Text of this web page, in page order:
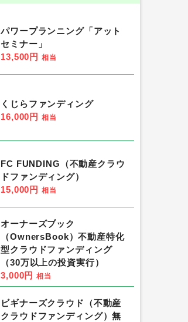
パワープランニング「アット
セミナー」
13,500円 相当
くじらファンディング
16,000円 相当
FC FUNDING（不動産クラウ
ドファンディング）
15,000円 相当
オーナーズブック
（OwnersBook）不動産特化
型クラウドファンディング
（30万以上の投資実行）
3,000円 相当
ビギナーズクラウド（不動産
クラウドファンディング）無